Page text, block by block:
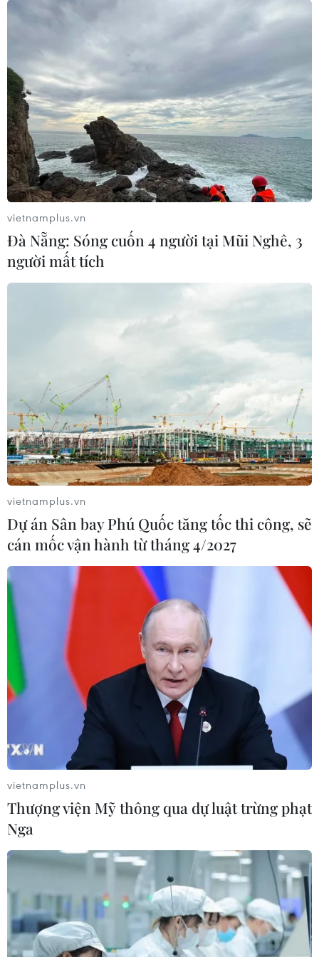
vietnamplus.vn
Đà Nẵng: Sóng cuốn 4 người tại Mũi Nghê, 3
người mất tích
vietnamplus.vn
Dự án Sân bay Phú Quốc tăng tốc thi công, sẽ
cán mốc vận hành từ tháng 4/2027
vietnamplus.vn
Thượng viện Mỹ thông qua dự luật trừng phạt
Nga